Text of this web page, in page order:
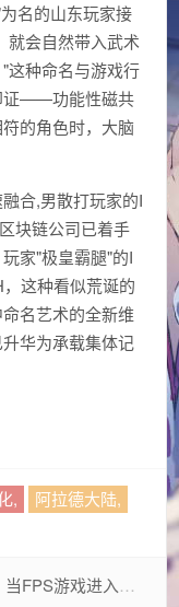
名的山东玩家接
就会自然带入武术
这种命名与游戏行
证——功能性磁共
的角色时，大脑
合,男散打玩家的I
块链公司已着手
家"极皇霸腿"的I
这种看似荒诞的
名艺术的全新维
华为承载集体记
,
阿拉德大陆,
CF千变，当FPS游戏进入元宇宙式策略重构时代